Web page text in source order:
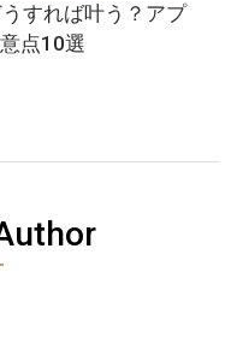
すれば叶う？アプ
点10選